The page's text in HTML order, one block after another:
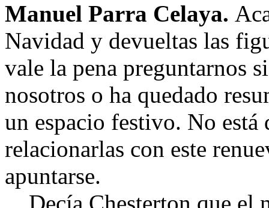
Manuel Parra Celaya.
Navidad y devueltas las
vale la pena preguntarnos
nosotros o ha quedado
un espacio festivo. No está
relacionarlas con este
apuntarse.